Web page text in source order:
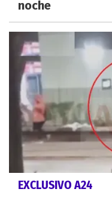
noche
EXCLUSIVO A24